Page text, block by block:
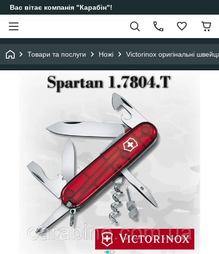
Вас вітає компанія "Карабін"!
Товари та послуги Ножі Victorinox оригінальні